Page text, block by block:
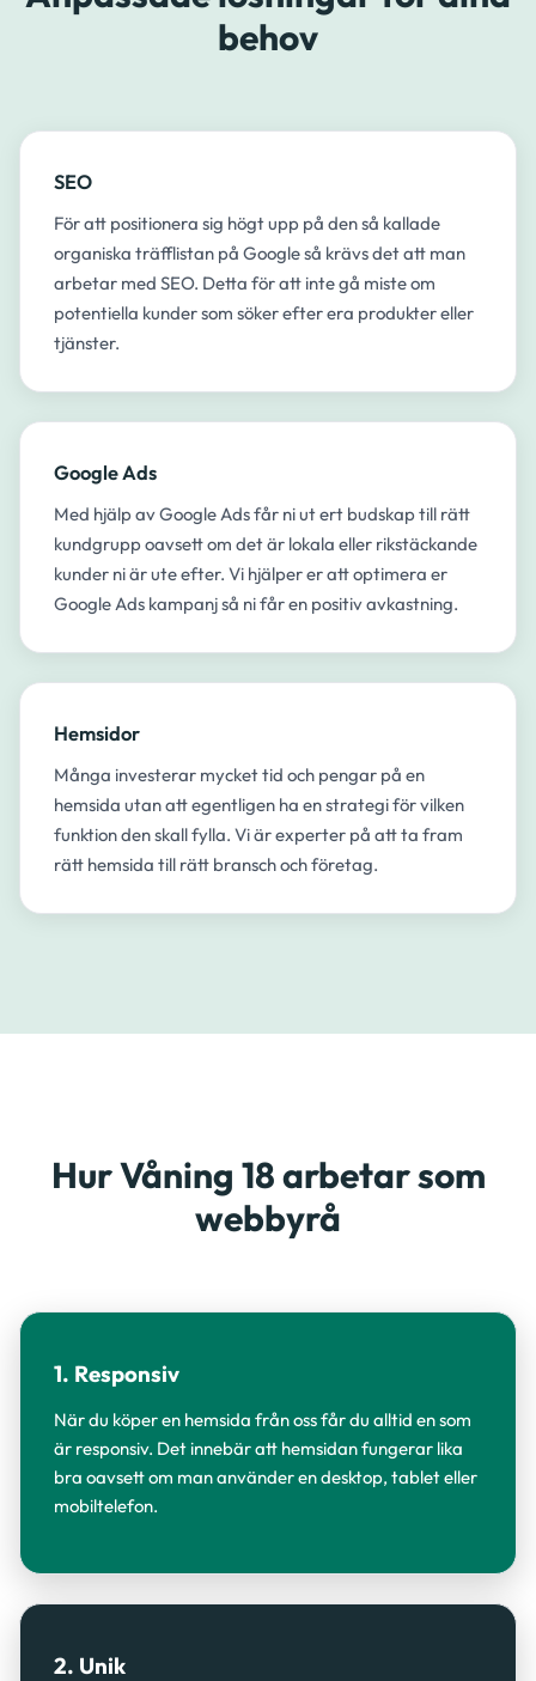
behov
SEO
För att positionera sig högt upp på den så kallade
organiska träfflistan på Google så krävs det att man
arbetar med SEO. Detta för att inte gå miste om
potentiella kunder som söker efter era produkter eller
tjänster.​
Google Ads
Med hjälp av Google Ads får ni ut ert budskap till rätt
kundgrupp oavsett om det är lokala eller rikstäckande
kunder ni är ute efter. Vi hjälper er att optimera er
Google Ads kampanj så ni får en positiv avkastning.
Hemsidor
Många investerar mycket tid och pengar på en
hemsida utan att egentligen ha en strategi för vilken
funktion den skall fylla. Vi är experter på att ta fram
rätt hemsida till rätt bransch och företag.
Hur Våning 18 arbetar som
webbyrå
1. Responsiv
När du köper en hemsida från oss får du alltid en som
är responsiv. Det innebär att hemsidan fungerar lika
bra oavsett om man använder en desktop, tablet eller
mobiltelefon.
2. Unik